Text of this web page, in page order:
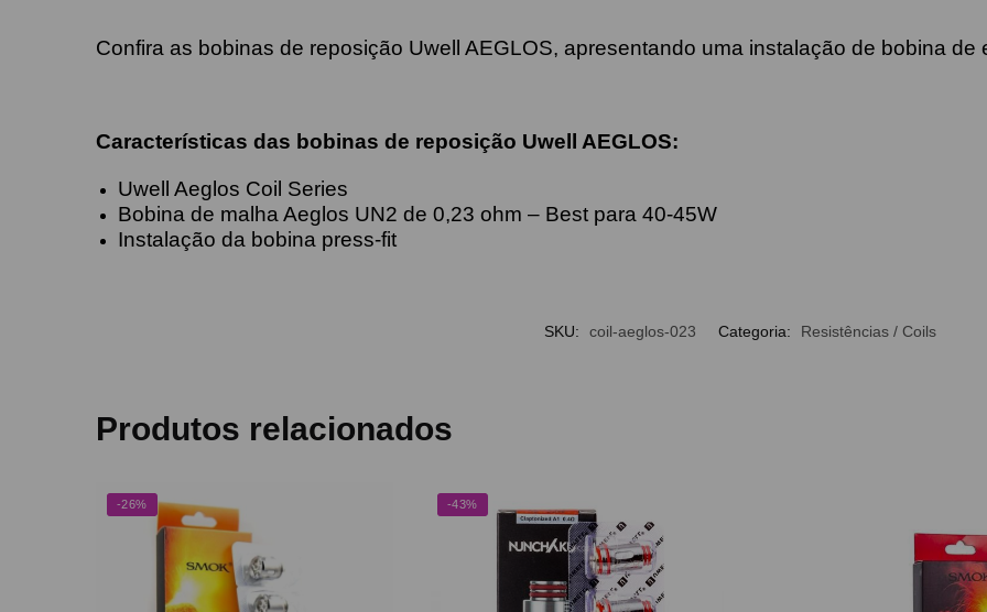
Confira as bobinas de reposição Uwell AEGLOS, apresentando uma instalação de bobina de
Características das bobinas de reposição Uwell AEGLOS:
Uwell Aeglos Coil Series
Bobina de malha Aeglos UN2 de 0,23 ohm – Best para 40-45W
Instalação da bobina press-fit
SKU: coil-aeglos-023 Categoria: Resistências / Coils
Produtos relacionados
-26% -43%